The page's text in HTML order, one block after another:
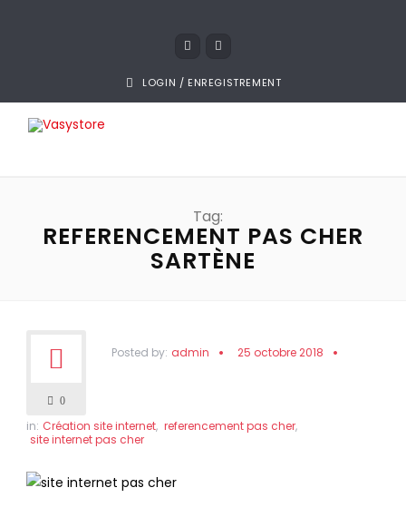
LOGIN / ENREGISTREMENT
Tag:
REFERENCEMENT PAS CHER
SARTÈNE
0
Posted by: admin 25 octobre 2018
in: Création site internet, referencement pas cher,
site internet pas cher